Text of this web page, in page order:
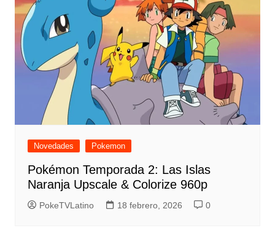
Novedades Pokemon
Pokémon Temporada 2: Las Islas
Naranja Upscale & Colorize 960p
PokeTVLatino 18 febrero, 2026 0